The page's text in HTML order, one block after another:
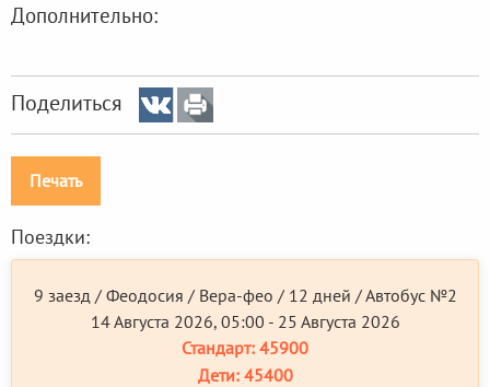
Дополнительно:
Поделиться
Печать
Поездки:
9 заезд / Феодосия / Вера-фео / 12 дней / Автобус №2
14 Августа 2026, 05:00 - 25 Августа 2026
Стандарт: 45900
Дети:45400